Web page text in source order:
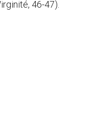
46-47).